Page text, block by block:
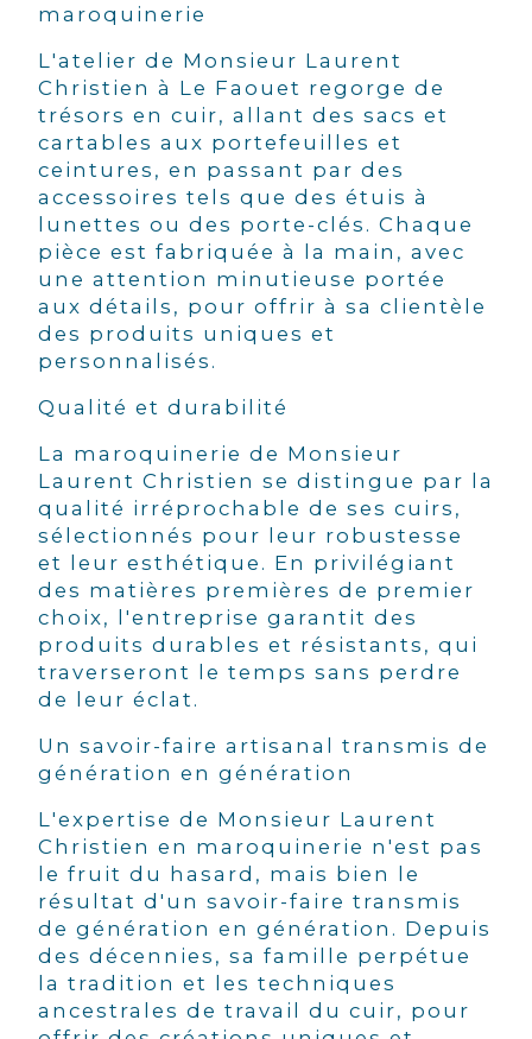
maroquinerie
L'atelier de Monsieur Laurent
Christien à Le Faouet regorge de
trésors en cuir, allant des sacs et
cartables aux portefeuilles et
ceintures, en passant par des
accessoires tels que des étuis à
lunettes ou des porte-clés. Chaque
pièce est fabriquée à la main, avec
une attention minutieuse portée
aux détails, pour offrir à sa clientèle
des produits uniques et
personnalisés.
Qualité et durabilité
La maroquinerie de Monsieur
Laurent Christien se distingue par la
qualité irréprochable de ses cuirs,
sélectionnés pour leur robustesse
et leur esthétique. En privilégiant
des matières premières de premier
choix, l'entreprise garantit des
produits durables et résistants, qui
traverseront le temps sans perdre
de leur éclat.
Un savoir-faire artisanal transmis de
génération en génération
L'expertise de Monsieur Laurent
Christien en maroquinerie n'est pas
le fruit du hasard, mais bien le
résultat d'un savoir-faire transmis
de génération en génération. Depuis
des décennies, sa famille perpétue
la tradition et les techniques
ancestrales de travail du cuir, pour